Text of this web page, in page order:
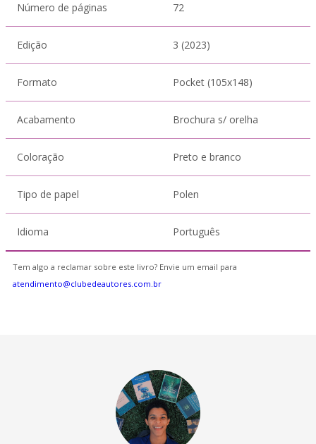
Número de páginas 72
Edição 3 (2023)
Formato Pocket (105x148)
Acabamento Brochura s/ orelha
Coloração Preto e branco
Tipo de papel Polen
Idioma Português
Tem algo a reclamar sobre este livro? Envie um email para
atendimento@clubedeautores.com.br